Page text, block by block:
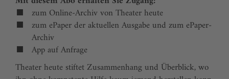
zum Online-Archiv von Theater heute
zum ePaper der aktuellen Ausgabe und zum ePaper-
Archiv
App auf Anfrage
Theater heute stiftet Zusammenhang und Überblick, wo